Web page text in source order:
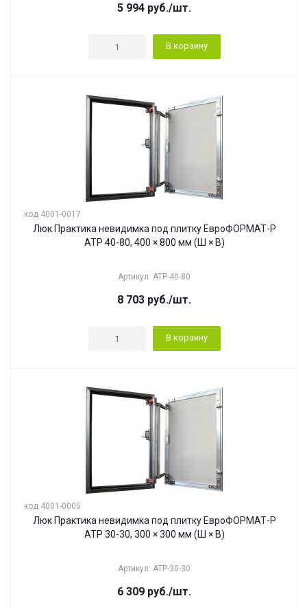
5 994 руб./шт.
В корзину
код 4001-0017
Люк Практика невидимка под плитку ЕвроФОРМАТ-Р
АТР 40-80, 400 × 800 мм (Ш × В)
Артикул: АТР-40-80
8 703 руб./шт.
В корзину
код 4001-0005
Люк Практика невидимка под плитку ЕвроФОРМАТ-Р
АТР 30-30, 300 × 300 мм (Ш × В)
Артикул: АТР-30-30
6 309 руб./шт.